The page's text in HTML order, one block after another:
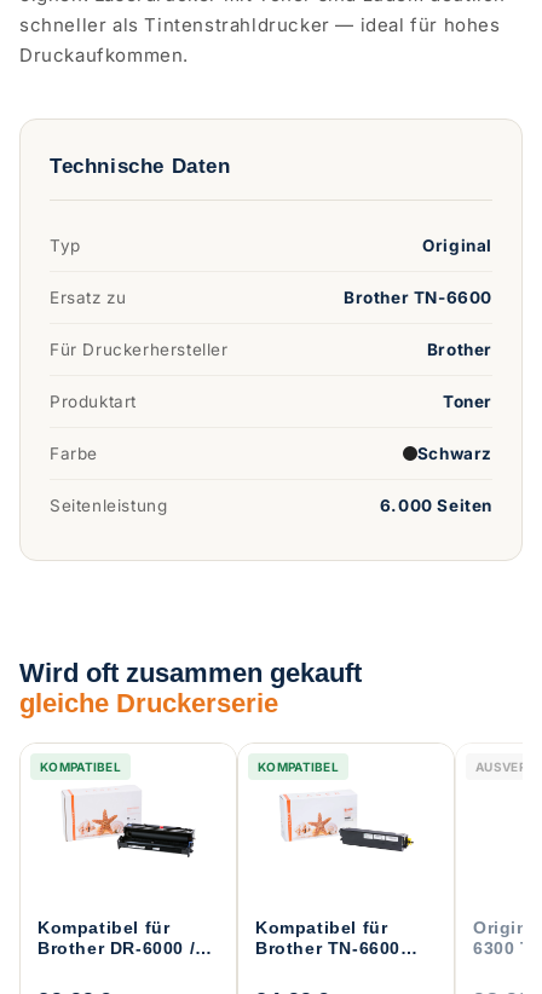
schneller als Tintenstrahldrucker — ideal für hohes
Druckaufkommen.
Technische Daten
Typ Original
Ersatz zu Brother TN-6600
Für Druckerhersteller Brother
Produktart Toner
Farbe Schwarz
Seitenleistung 6.000 Seiten
Wird oft zusammen gekauft
gleiche Druckerserie
KOMPATIBEL
Kompatibel für
Brother DR-6000 /
Bildtrommel
KOMPATIBEL
Kompatibel für
Brother TN-6600
ORIGINAL
6300